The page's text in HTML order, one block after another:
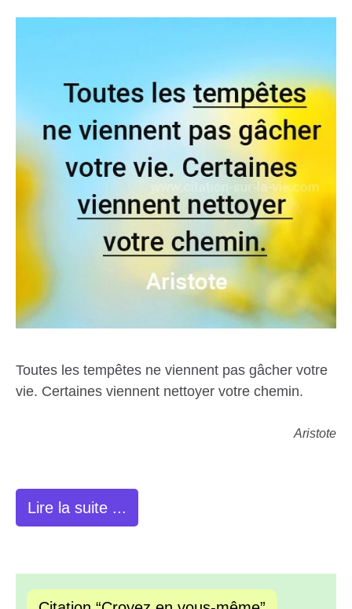
Toutes les tempêtes ne viennent pas gâcher votre
vie. Certaines viennent nettoyer votre chemin.
Aristote
Lire la suite ...